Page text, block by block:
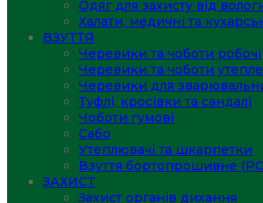
Одяг для захисту від
Халати, медичні та
ВЗУТТЯ
Черевики та чоботи робочі
Черевики та чоботи
Черевики для
Туфлі, кросівки та сандалі
Чоботи гумові
Сабо
Утеплювачі та шкарпетки
Взуття бортопрошивне
ЗАХИСТ
Захист органів дихання